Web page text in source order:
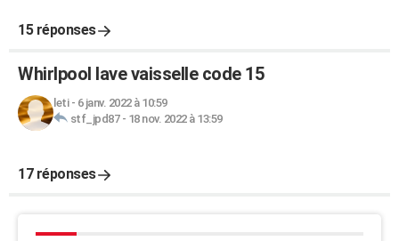
15 réponses
Whirlpool lave vaisselle code 15
leti- 6 janv. 2022 à 10:59
stf_jpd87- 18 nov. 2022 à 13:59
17 réponses